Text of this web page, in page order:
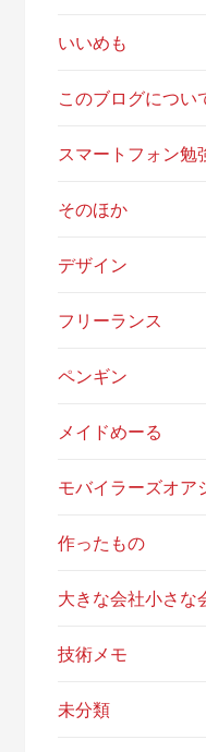
いいめも
このブログについ
スマートフォン勉
そのほか
デザイン
フリーランス
ペンギン
メイドめーる
モバイラーズオア
作ったもの
大きな会社小さな
技術メモ
未分類